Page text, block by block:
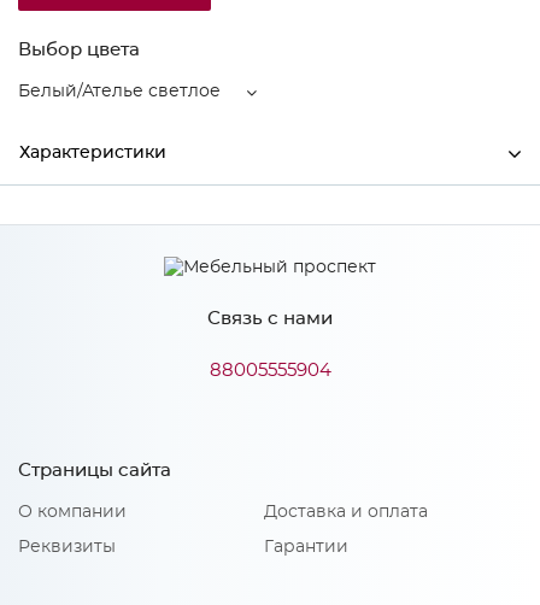
Выбор цвета
Белый/Ателье светлое
Характеристики
Ширина 2000
2300
520
Тэкс
Материал
Связь с нами
88005555904
Страницы сайта
О компании
Реквизиты
Доставка и оплата
Гарантии